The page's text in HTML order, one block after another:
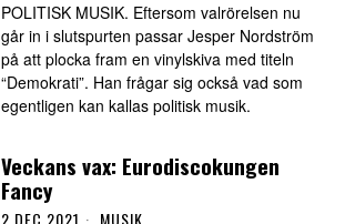
POLITISK MUSIK. Eftersom valrörelsen nu
går in i slutspurten passar Jesper Nordström
på att plocka fram en vinylskiva med titeln
“Demokrati”. Han frågar sig också vad som
egentligen kan kallas politisk musik.
Veckans vax: Eurodiscokungen
Fancy
2 DEC 2021 MUSIK